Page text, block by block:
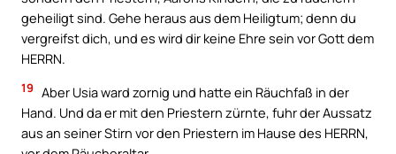
geheiligt sind. Gehe heraus aus dem Heiligtum; denn du
vergreifst dich, und es wird dir keine Ehre sein vor Gott dem
HERRN.
19 Aber Usia ward zornig und hatte ein Räuchfaß in der
Hand. Und da er mit den Priestern zürnte, fuhr der Aussatz
aus an seiner Stirn vor den Priestern im Hause des HERRN,